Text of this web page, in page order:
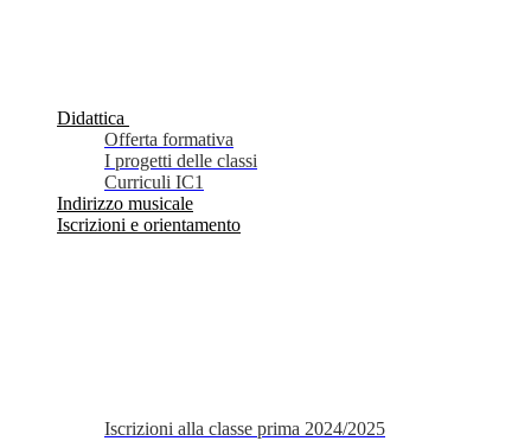
Didattica
Offerta formativa
I progetti delle classi
Curriculi IC1
Indirizzo musicale
Iscrizioni e orientamento
Iscrizioni alla classe prima 2024/2025